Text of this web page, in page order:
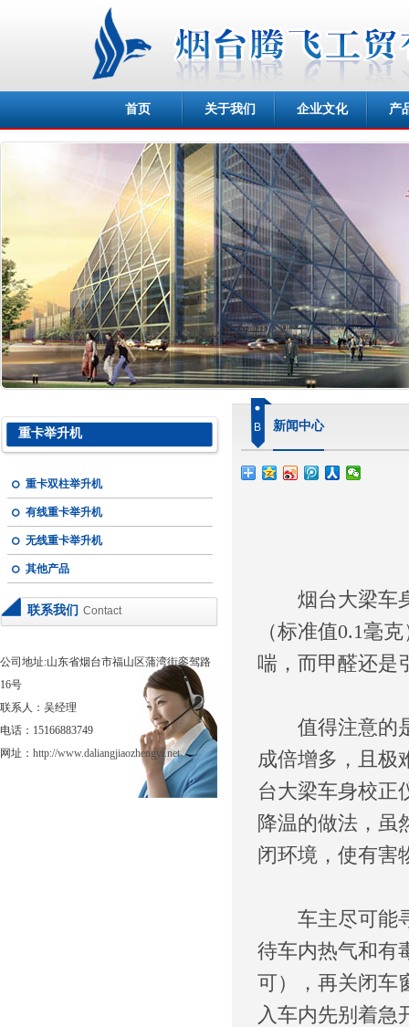
首页 关于我们 企业文化 产
重卡举升机
重卡双柱举升机
有线重卡举升机
无线重卡举升机
其他产品
联系我们 Contact
公司地址:山东省烟台市福山区蒲湾街銮驾路
16号
联系人：吴经理
电话：15166883749
网址： http://www.daliangjiaozhengyi.net
B 新闻中心
烟台大梁车
（标准值0.1毫
喘，而甲醛还是
值得注意的是
成倍增多，且极
台大梁车身校正
降温的做法，虽
闭环境，使有害
车主尽可能寻
待车内热气和有
可），再关闭车
入车内先别着急